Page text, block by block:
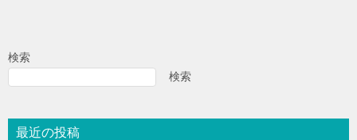
検索
検索
最近の投稿